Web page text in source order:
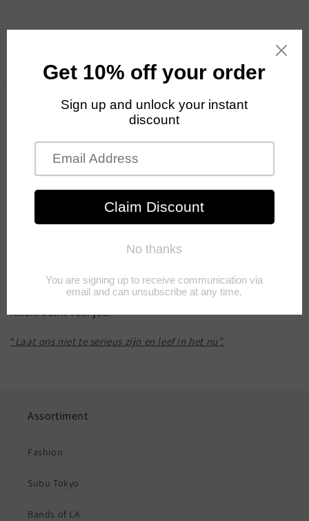
content
Over ons
Het uitgangspunt van dudushop is ‘
coolness’.
Onze luxueuze, betaalbare merken vallen in de smaak bij
iedereen die houdt van stijlvolle, kleurrijke mode met een
Of je nu in een klassieke of romantische bui bent - of de rock
chick in jezelf naar boven wil halen - dudushop heeft de
ideale outfit voor jou.
“Laat ons niet te serieus zijn en leef in het nu”.
Assortiment
Fashion
Subu Tokyo
Bands of LA